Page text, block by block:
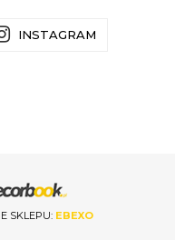
INSTAGRAM
SKLEPU: EBEXO